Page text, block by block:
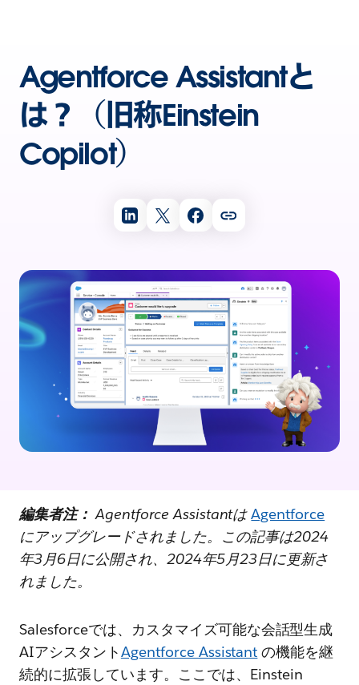
Agentforce Assistantと
は？（旧称Einstein
Copilot）
編集者注： Agentforce Assistantは Agentforce
にアップグレードされました。この記事は2024
年3月6日に公開され、2024年5月23日に更新さ
れました。
Salesforceでは、カスタマイズ可能な会話型生成
AIアシスタントAgentforce Assistant の機能を継
続的に拡張しています。ここでは、Einstein